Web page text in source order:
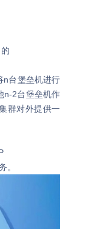
台堡垒机进行
n-2台堡垒机作
群对外提供一
。